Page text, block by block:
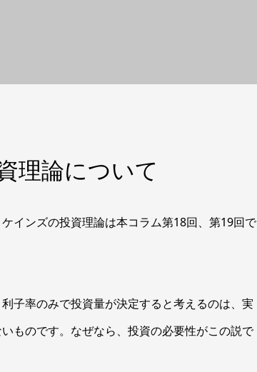
理論について
インズの投資理論は本コラム第18回、第19回で
子率のみで投資量が決定すると考えるのは、実
ものです。なぜなら、投資の必要性がこの説で